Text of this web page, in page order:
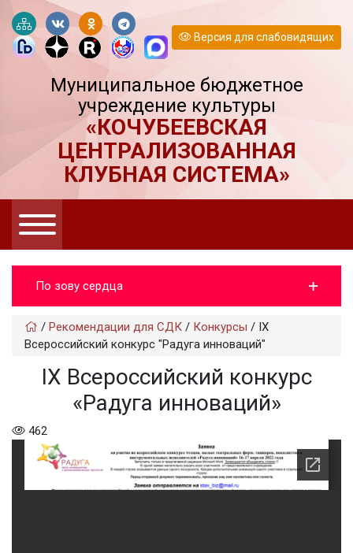
Версия для слабовидящих
Муниципальное бюджетное
учреждение культуры
«КОЧУБЕЕВСКАЯ
ЦЕНТРАЛИЗОВАННАЯ
КЛУБНАЯ СИСТЕМА»
По зову сердца
/ Рекомендации для СДК / Конкурсы / IX
Всероссийский конкурс "Радуга инноваций"
IX Всероссийский конкурс
«Радуга инноваций»
462